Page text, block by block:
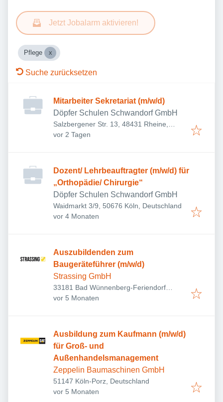
Jetzt Jobalarm aktivieren!
Pflege
Suche zurücksetzen
Mitarbeiter Sekretariat (m/w/d)
Döpfer Schulen Schwandorf GmbH
Salzbergener Str. 13, 48431 Rheine,
Deutschland
Veröffentlicht
vor 2 Tagen
Dozent/ Lehrbeauftragter (m/w/d) für
„Orthopädie/ Chirurgie“
Döpfer Schulen Schwandorf GmbH
Waidmarkt 3/9, 50676 Köln, Deutschland
Veröffentlicht:
vor 4 Monaten
Auszubildenden zum
Baugeräteführer (m/w/d)
Strassing GmbH
33181 Bad Wünnenberg-Feriendorf
Fürstenberg, Deutschland
Veröffentlicht:
vor 5 Monaten
Ausbildung zum Kaufmann (m/w/d)
für Groß- und
Außenhandelsmanagement
Zeppelin Baumaschinen GmbH
51147 Köln-Porz, Deutschland
Veröffentlicht:
vor 5 Monaten